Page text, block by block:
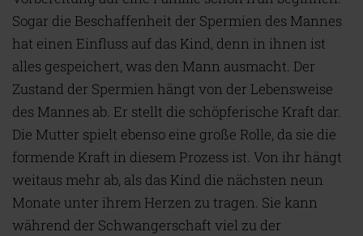
Sogar die Beschaffenheit der Spermien des Mannes
hat einen Einfluss auf das Kind, denn in ihnen ist
alles gespeichert, was den Mann ausmacht. Der
Zustand der Spermien hängt von der Lebensweise
des Mannes ab. Er stellt die schöpferische Kraft dar.
Die Mutter spielt ebenso eine große Rolle, da sie die
formende Kraft in diesem Prozess ist. Von ihr hängt
weitaus mehr ab, als das Kind die nächsten neun
Monate unter ihrem Herzen zu tragen. Sie kann
während der Schwangerschaft viel zu der